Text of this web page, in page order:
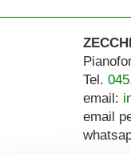
Tel.
email:
email